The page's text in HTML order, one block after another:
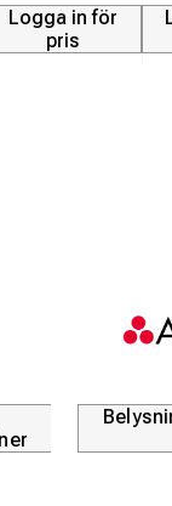
Logga in för
pris